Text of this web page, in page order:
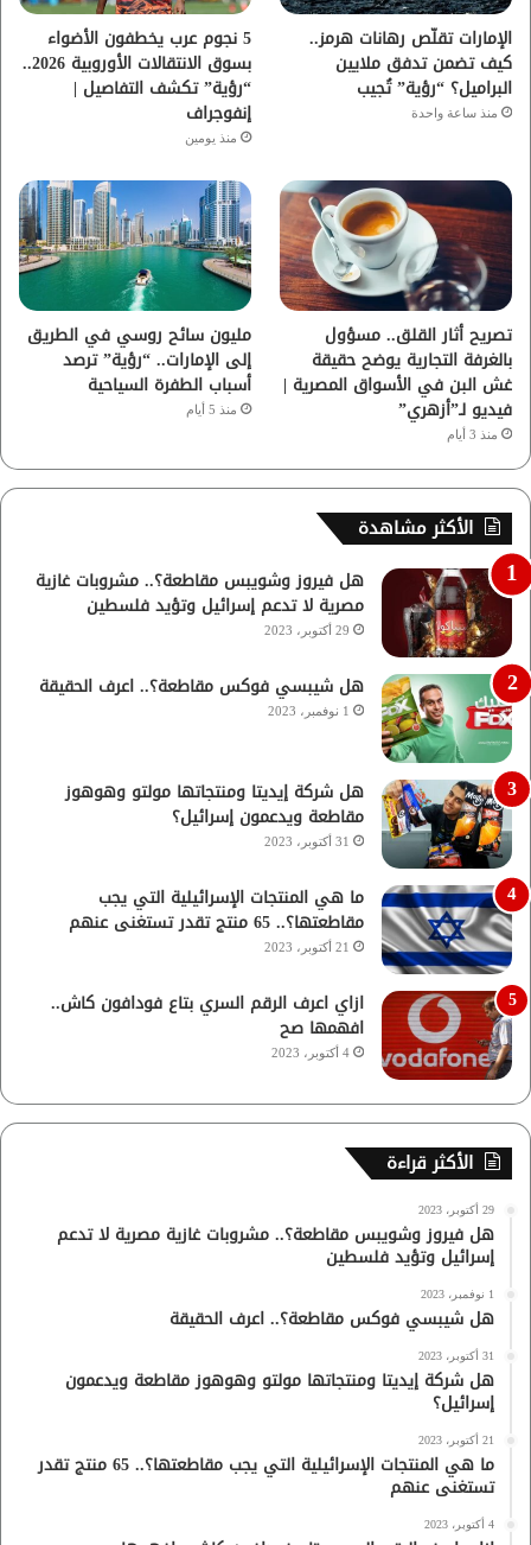
م
الإمارات تقلّص رهانات هرمز..
كيف تضمن تدفق ملايين
البراميل؟ “رؤية” تُجيب
منذ ساعة واحدة
5 نجوم عرب يخطفون الأضواء
بسوق الانتقالات الأوروبية 2026..
“رؤية” تكشف التفاصيل |
إنفوجراف
منذ يومين
تصريح أثار القلق.. مسؤول
بالغرفة التجارية يوضح حقيقة
غش البن في الأسواق المصرية |
فيديو لـ”أزهري”
منذ 3 أيام
مليون سائح روسي في الطريق
إلى الإمارات.. “رؤية” ترصد
أسباب الطفرة السياحية
منذ 5 أيام
الأكثر مشاهدة
هل فيروز وشويبس مقاطعة؟.. مشروبات غازية
مصرية لا تدعم إسرائيل وتؤيد فلسطين
29 أكتوبر، 2023
هل شيبسي فوكس مقاطعة؟.. اعرف الحقيقة
1 نوفمبر، 2023
هل شركة إيديتا ومنتجاتها مولتو وهوهوز
مقاطعة ويدعمون إسرائيل؟
31 أكتوبر، 2023
ما هي المنتجات الإسرائيلية التي يجب
مقاطعتها؟.. 65 منتج تقدر تستغنى عنهم
21 أكتوبر، 2023
ازاي اعرف الرقم السري بتاع فودافون كاش..
افهمها صح
4 أكتوبر، 2023
الأكثر قراءة
29 أكتوبر، 2023
هل فيروز وشويبس مقاطعة؟.. مشروبات غازية مصرية لا تدعم
إسرائيل وتؤيد فلسطين
1 نوفمبر، 2023
هل شيبسي فوكس مقاطعة؟.. اعرف الحقيقة
31 أكتوبر، 2023
هل شركة إيديتا ومنتجاتها مولتو وهوهوز مقاطعة ويدعمون
إسرائيل؟
21 أكتوبر، 2023
ما هي المنتجات الإسرائيلية التي يجب مقاطعتها؟.. 65 منتج تقدر
تستغنى عنهم
4 أكتوبر، 2023